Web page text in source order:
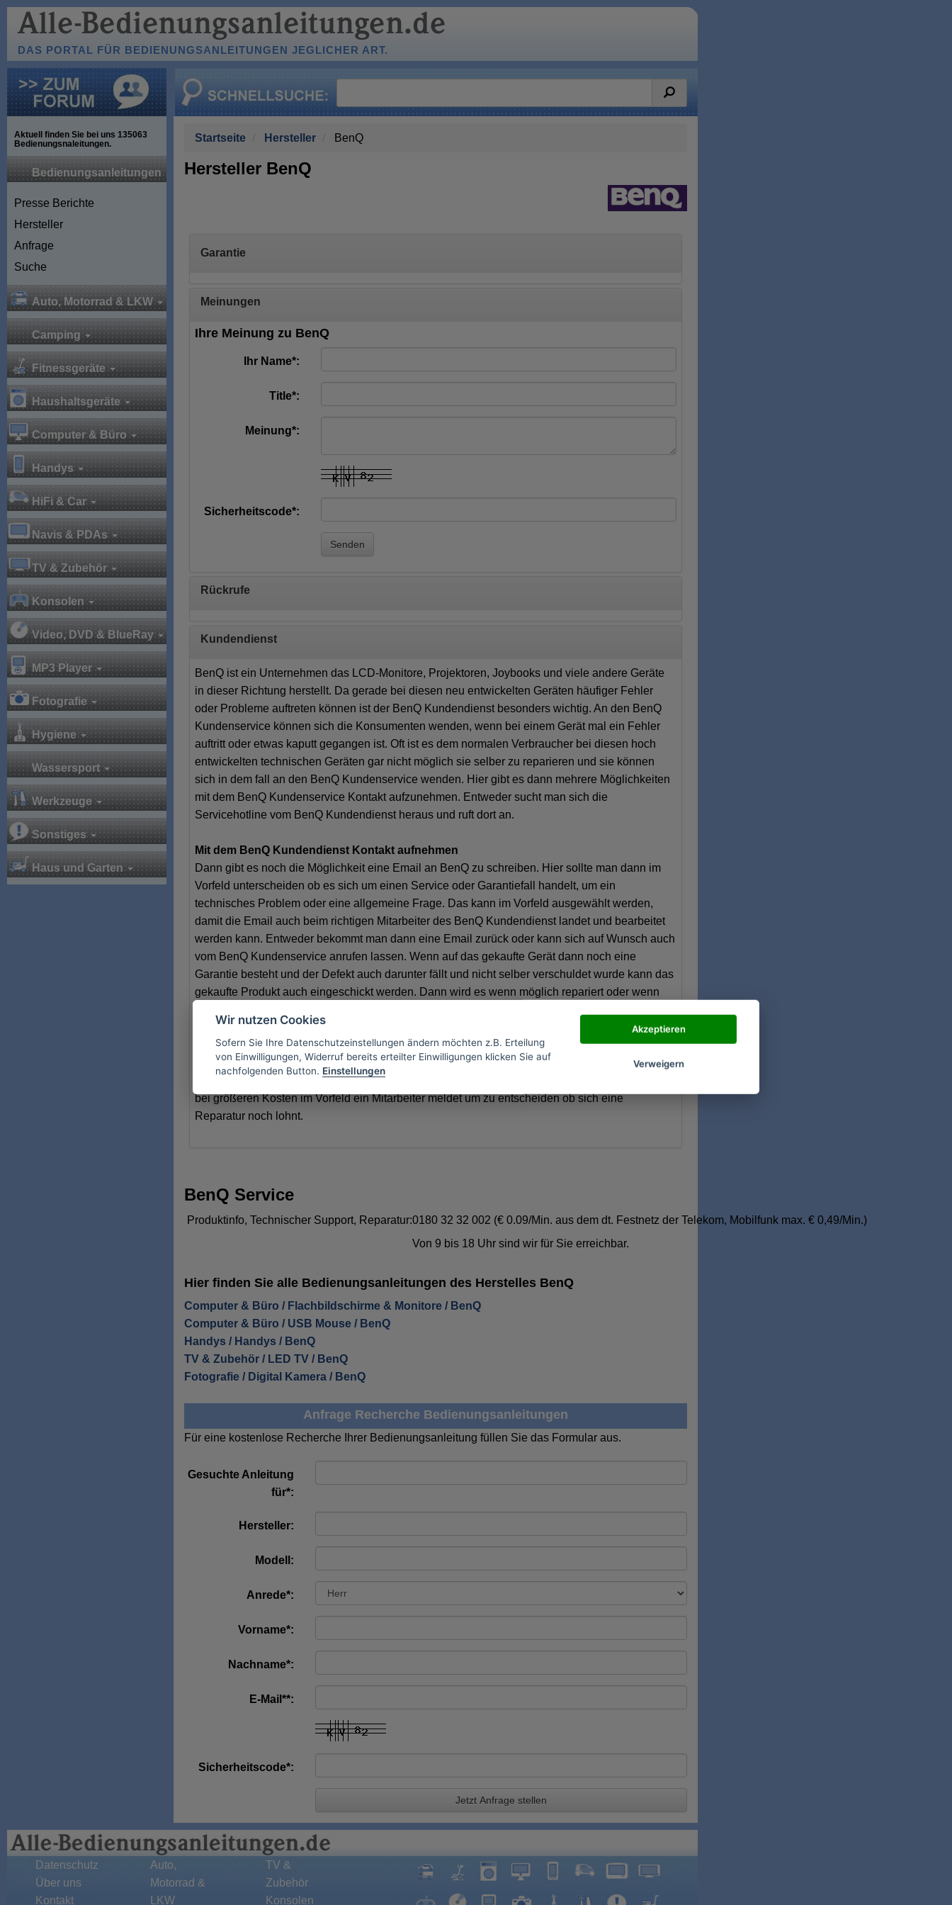
DAS PORTAL FÜR BEDIENUNGSANLEITUNGEN JEGLICHER ART.
Aktuell finden Sie bei uns 135063
Bedienungsnaleitungen.
Bedienungsanleitungen
Presse Berichte
Hersteller
Anfrage
Suche
Auto, Motorrad & LKW
Camping
Fitnessgeräte
Haushaltsgeräte
Computer & Büro
Handys
HiFi & Car
Navis & PDAs
TV & Zubehör
Konsolen
Video, DVD & BlueRay
MP3 Player
Fotografie
Hygiene
Wassersport
Werkzeuge
Sonstiges
Haus und Garten
Startseite Hersteller BenQ
Hersteller BenQ
Garantie
Meinungen
Ihre Meinung zu BenQ
Ihr Name*:
Title*:
Meinung*:
Sicherheitscode*:
Senden
Rückrufe
Kundendienst
BenQ ist ein Unternehmen das LCD-Monitore, Projektoren, Joybooks und viele andere Geräte
in dieser Richtung herstellt. Da gerade bei diesen neu entwickelten Geräten häufiger Fehler
oder Probleme auftreten können ist der BenQ Kundendienst besonders wichtig. An den BenQ
Kundenservice können sich die Konsumenten wenden, wenn bei einem Gerät mal ein Fehler
auftritt oder etwas kaputt gegangen ist. Oft ist es dem normalen Verbraucher bei diesen hoch
entwickelten technischen Geräten gar nicht möglich sie selber zu reparieren und sie können
sich in dem fall an den BenQ Kundenservice wenden. Hier gibt es dann mehrere Möglichkeiten
mit dem BenQ Kundenservice Kontakt aufzunehmen. Entweder sucht man sich die
Servicehotline vom BenQ Kundendienst heraus und ruft dort an.
Mit dem BenQ Kundendienst Kontakt aufnehmen
Dann gibt es noch die Möglichkeit eine Email an BenQ zu schreiben. Hier sollte man dann im
Vorfeld unterscheiden ob es sich um einen Service oder Garantiefall handelt, um ein
technisches Problem oder eine allgemeine Frage. Das kann im Vorfeld ausgewählt werden,
damit die Email auch beim richtigen Mitarbeiter des BenQ Kundendienst landet und bearbeitet
werden kann. Entweder bekommt man dann eine Email zurück oder kann sich auf Wunsch auch
vom BenQ Kundenservice anrufen lassen. Wenn auf das gekaufte Gerät dann noch eine
Garantie besteht und der Defekt auch darunter fällt und nicht selber verschuldet wurde kann das
gekaufte Produkt auch eingeschickt werden. Dann wird es wenn möglich repariert oder wenn
Rechnung oder den Beleg über den Kauf aufzubewahren um ihn ggf. beim BenQ
Kundenservice vorlegen zu können. Sollte der Fehler oder Defekt eigenes verschulden oder
kein Garantiefall sein müssen die Kosten dafür vom Käufer selber getragen werden. Es sollte
auf jeden Fall mit dem Ansprechpartner vom BenQ Kundendienst abgemacht werden, das sich
bei größeren Kosten im Vorfeld ein Mitarbeiter meldet um zu entscheiden ob sich eine
Reparatur noch lohnt.
BenQ Service
Produktinfo, Technischer Support, Reparatur:0180 32 32 002 (€ 0.09/Min. aus dem dt. Festnetz der Telekom, Mobilfunk max. € 0,49/Min.)
Von 9 bis 18 Uhr sind wir für Sie erreichbar.
Hier finden Sie alle Bedienungsanleitungen des Herstelles BenQ
Computer & Büro / Flachbildschirme & Monitore / BenQ
Computer & Büro / USB Mouse / BenQ
Handys / Handys / BenQ
TV & Zubehör / LED TV / BenQ
Fotografie / Digital Kamera / BenQ
Anfrage Recherche Bedienungsanleitungen
Für eine kostenlose Recherche Ihrer Bedienungsanleitung füllen Sie das Formular aus.
Gesuchte Anleitung
für*:
Hersteller:
Modell:
Anrede*:
Vorname*:
Nachname*:
E-Mail**:
Sicherheitscode*:
Jetzt Anfrage stellen
Datenschutz
Über uns
Kontakt
Auto,
Motorrad &
LKW
TV &
Zubehör
Konsolen
Wir nutzen Cookies
Sofern Sie Ihre Datenschutzeinstellungen ändern möchten z.B. Erteilung
von Einwilligungen, Widerruf bereits erteilter Einwilligungen klicken Sie auf
nachfolgenden Button. Einstellungen
Akzeptieren
Verweigern